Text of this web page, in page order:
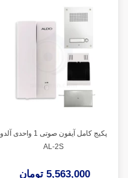
پکیج کامل آیفون صوتی 1 واحدی آلدو
AL-2S
5,563,000 تومان